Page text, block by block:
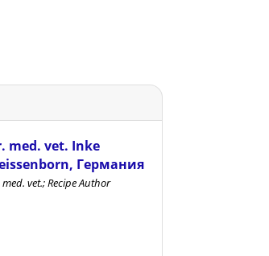
med. vet. Inke
Германия
vet.; Recipe Author